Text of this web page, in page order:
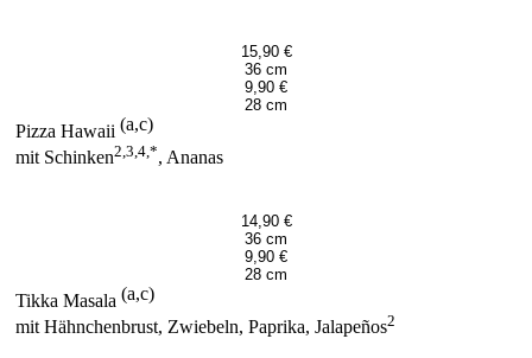
15,90 €
36 cm
9,90 €
28 cm
Pizza Hawaii (a,c)
mit Schinken2,3,4,*, Ananas
14,90 €
36 cm
9,90 €
28 cm
Tikka Masala (a,c)
mit Hähnchenbrust, Zwiebeln, Paprika, Jalapeños2